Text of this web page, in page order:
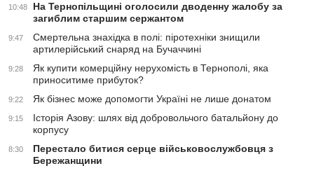
10:48
На Тернопільщині оголосили дводенну жалобу за
загиблим старшим сержантом
9:47
Смертельна знахідка в полі: піротехніки знищили
артилерійський снаряд на Бучаччині
9:28
Як купити комерційну нерухомість в Тернополі, яка
приноситиме прибуток?
9:22 Як бізнес може допомогти Україні не лише донатом
9:15
Історія Азову: шлях від добровольчого батальйону до
корпусу
8:30
Перестало битися серце військовослужбовця з
Бережанщини